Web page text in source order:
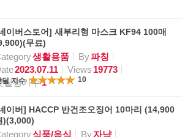
이버스토어] 새부리형 마스크 KF94 100매
무료)
생활용품 By파칭
2023.07.11 Views 19773
딜평가수1
딜 지수 10
이버] HACCP 반건조오징어 10마리 (14,900
)(3,000)
식품/음식 By자냑